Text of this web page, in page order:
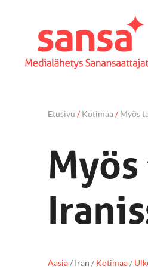
Etusivu /Kotimaa/Myös
Aasia/ Iran / Kotimaa/